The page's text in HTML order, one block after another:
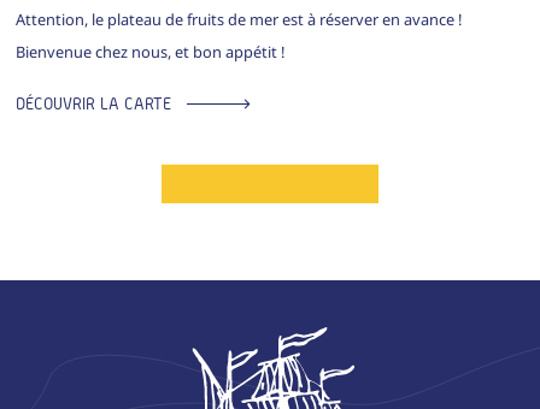
Attention, le plateau de fruits de mer est à réserver en avance !
Bienvenue chez nous, et bon appétit !
DÉCOUVRIR LA CARTE